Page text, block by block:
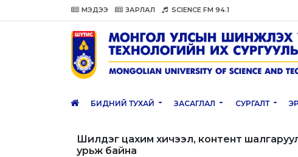
МЭДЭЭ ЗАРЛАЛ SCIENCE FM 94.1
БИДНИЙ ТУХАЙ ЗАСАГЛАЛ СУРГАЛТ
Шилдэг цахим хичээл, контент
урьж байна